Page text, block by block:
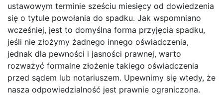
ustawowym terminie sześciu miesięcy od dowiedzenia
się o tytule powołania do spadku. Jak wspomniano
wcześniej, jest to domyślna forma przyjęcia spadku,
jeśli nie złożymy żadnego innego oświadczenia,
jednak dla pewności i jasności prawnej, warto
rozważyć formalne złożenie takiego oświadczenia
przed sądem lub notariuszem. Upewnimy się wtedy, że
nasza odpowiedzialność jest prawnie ograniczona.